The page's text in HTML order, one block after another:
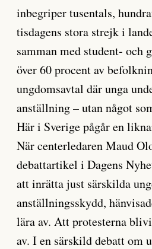
inbegriper tusentals,
tisdagens stora strejk i
samman med student- och
över 60 procent av
ungdomsavtal där unga
anställning – utan något
Här i Sverige pågår en
När centerledaren Maud
debattartikel i Dagens
att inrätta just särskilda
anställningsskydd,
lära av. Att protesterna
av. I en särskild debatt om